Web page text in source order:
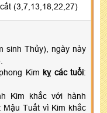
(3,7,13,18,22,27)
sinh Thủy), ngày này
Kim kỵ các tuổi:
Kim khắc với hành
Mậu Tuất vì Kim khắc